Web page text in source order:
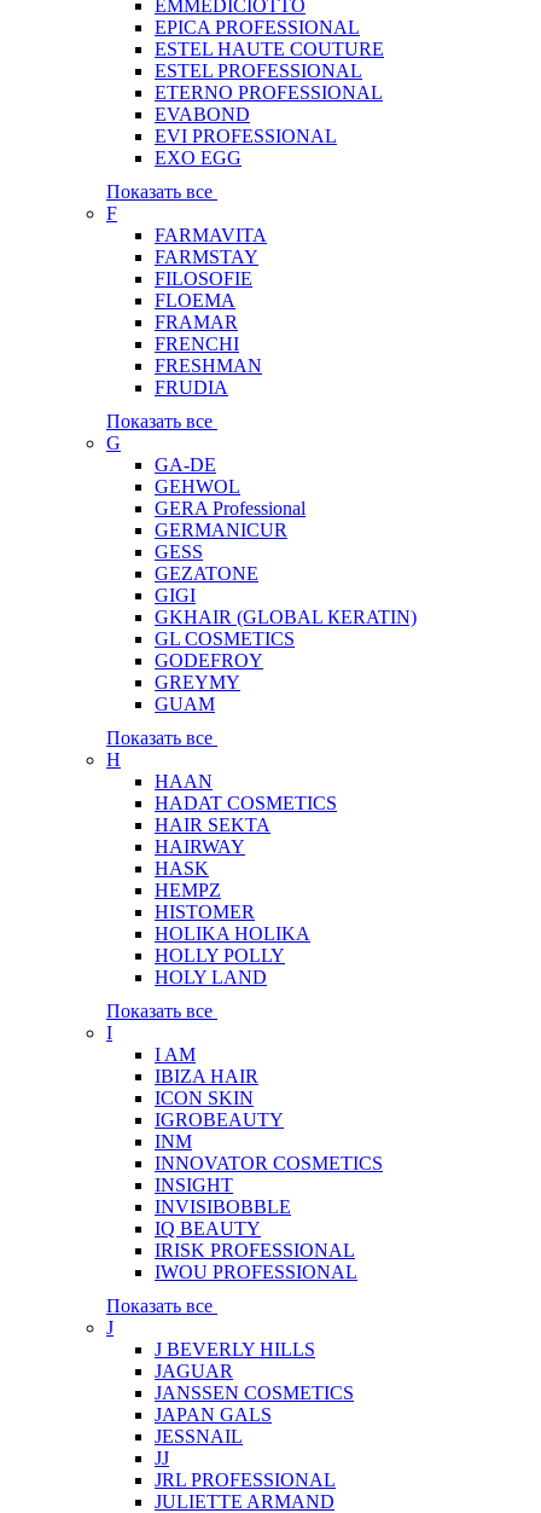
EMMEDICIOTTO
EPICA PROFESSIONAL
ESTEL HAUTE COUTURE
ESTEL PROFESSIONAL
ETERNO PROFESSIONAL
EVABOND
EVI PROFESSIONAL
EXO EGG
Показать все
F
FARMAVITA
FARMSTAY
FILOSOFIE
FLOEMA
FRAMAR
FRENCHI
FRESHMAN
FRUDIA
Показать все
G
GA-DE
GEHWOL
GERA Professional
GERMANICUR
GESS
GEZATONE
GIGI
GKHAIR (GLOBAL КЕRATIN)
GL COSMETICS
GODEFROY
GREYMY
GUAM
Показать все
H
HAAN
HADAT COSMETICS
HAIR SEKTA
HAIRWAY
HASK
HEMPZ
HISTOMER
HOLIKA HOLIKA
HOLLY POLLY
HOLY LAND
Показать все
I
I AM
IBIZA HAIR
ICON SKIN
IGROBEAUTY
INM
INNOVATOR COSMETICS
INSIGHT
INVISIBOBBLE
IQ BEAUTY
IRISK PROFESSIONAL
IWOU PROFESSIONAL
Показать все
J
J BEVERLY HILLS
JAGUAR
JANSSEN COSMETICS
JAPAN GALS
JESSNAIL
JJ
JRL PROFESSIONAL
JULIETTE ARMAND